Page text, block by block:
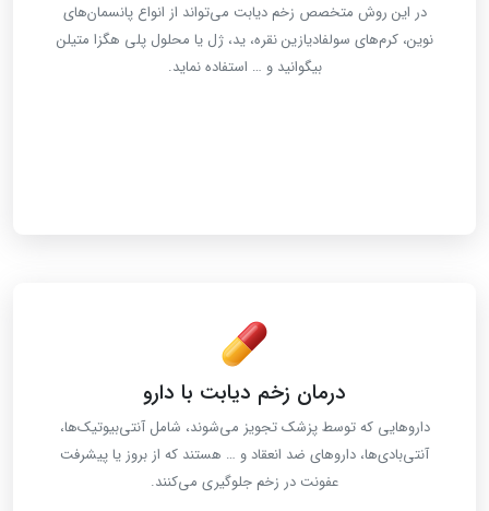
در این روش متخصص زخم دیابت می‌تواند از انواع پانسمان‌های
نوین، کرم‌های سولفادیازین نقره، ید، ژل یا محلول پلی هگزا متیلن
بیگوانید و … استفاده نماید.
درمان زخم دیابت با دارو
داروهایی که توسط پزشک تجویز می‌شوند، شامل آنتی‌بیوتیک‌ها،
آنتی‌بادی‌ها، داروهای ضد انعقاد و … هستند که از بروز یا پیشرفت
عفونت در زخم جلوگیری می‌کنند.